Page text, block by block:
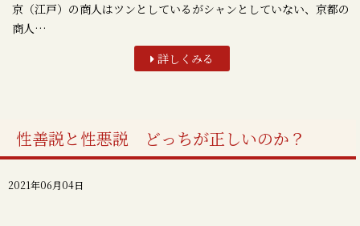
京（江戸）の商人はツンとしているがシャンとしていない、京都の
商人…
詳しくみる
性善説と性悪説 どっちが正しいのか？
2021年06月04日